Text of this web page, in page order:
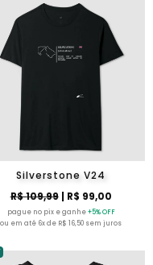
Silverstone V24
R$ 109,99| R$ 99,00
pague no pix e ganhe+5% OFF
ou em até 6x de R$ 16,50 sem juros